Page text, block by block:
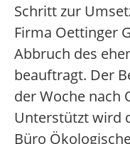
Schritt zur
Firma Oettinger
Abbruch des
beauftragt. Der
der Woche nach
Unterstützt wird
Büro